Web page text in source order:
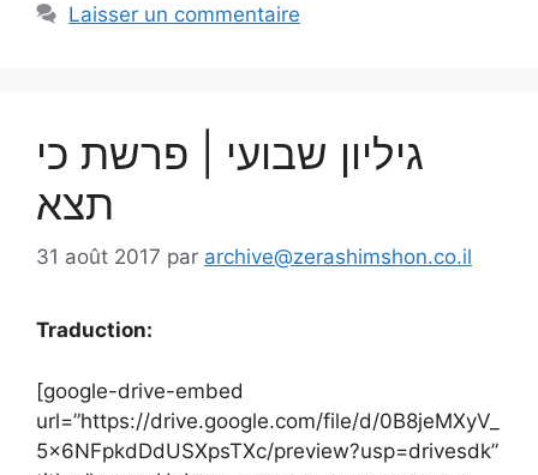
Laisser un commentaire
גיליון שבועי | פרשת כי
תצא
31 août 2017 par archive@zerashimshon.co.il
Traduction:
[google-drive-embed
url=”https://drive.google.com/file/d/0B8jeMXyV_
5x6NFpkdDdUSXpsTXc/preview?usp=drivesdk”